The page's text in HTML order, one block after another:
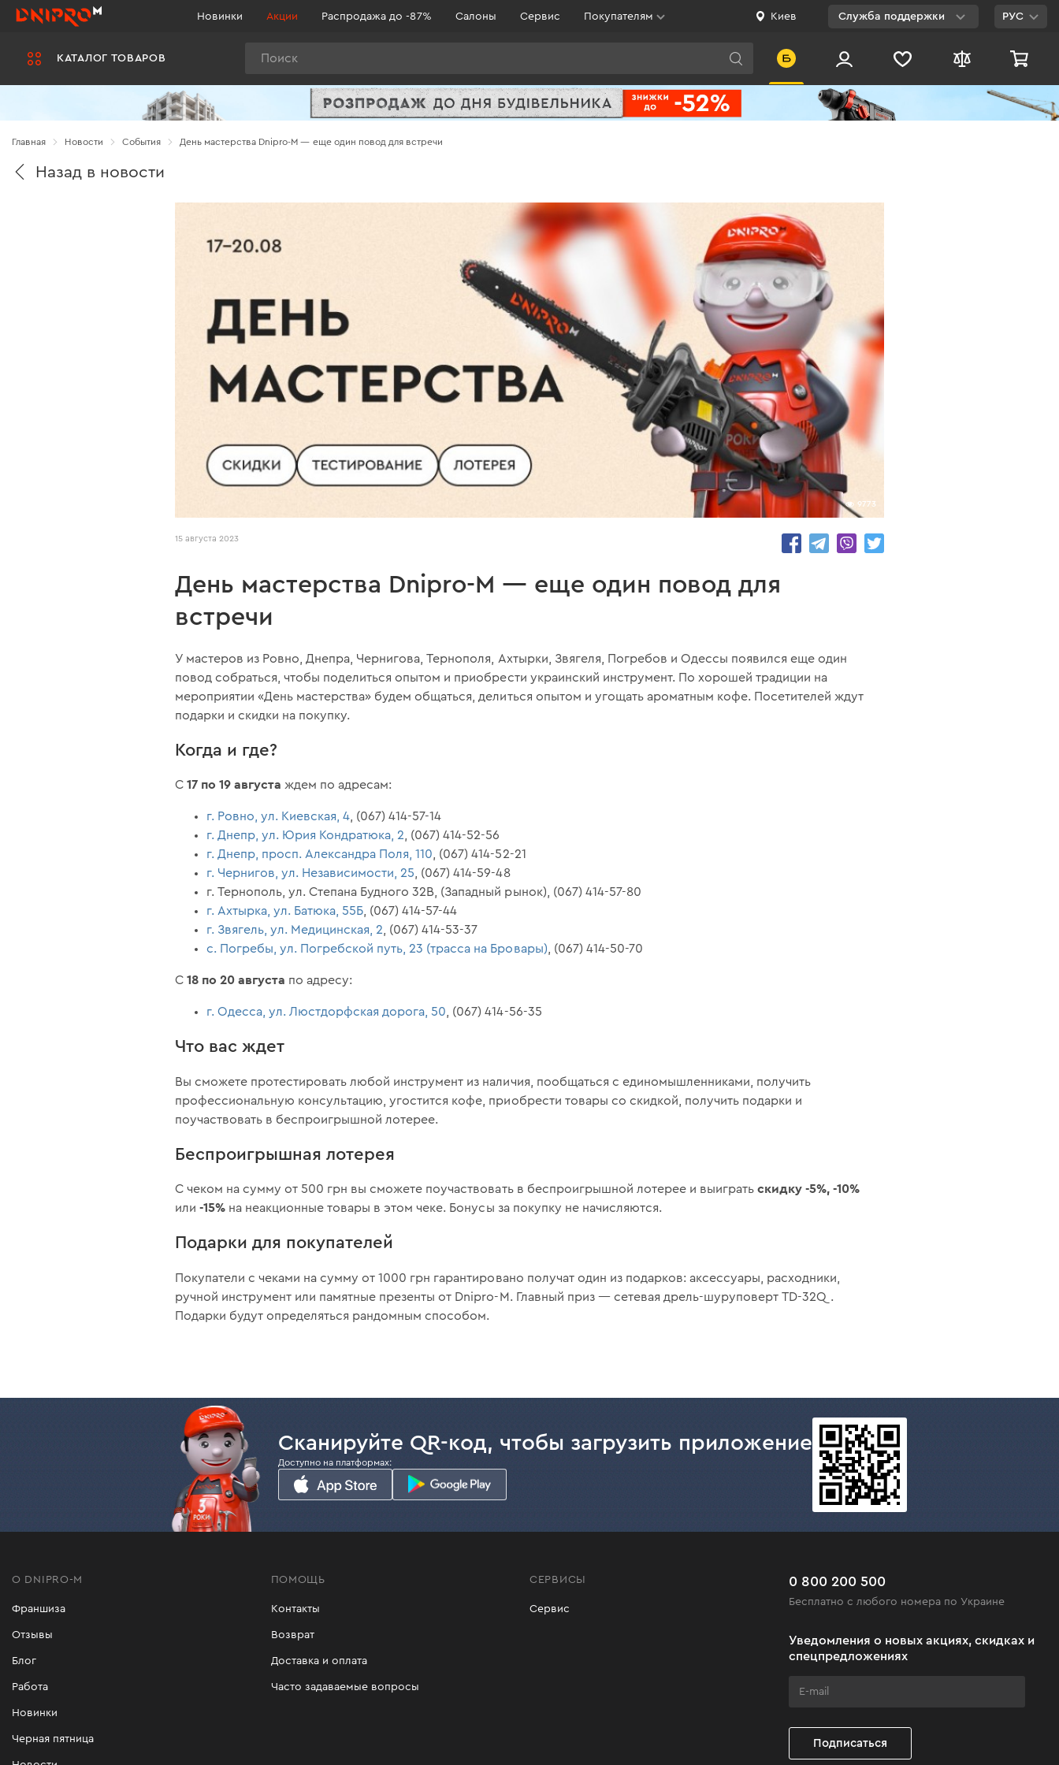
КАТАЛОГ ТОВАРОВ
Новинки Акции Распродажа до -87% Салоны Сервис Покупателям Киев Служба поддержки РУС
Главная Новости Cобытия День мастерства Dnipro-M — еще один повод для встречи
Назад в новости
9773
15 августа 2023
День мастерства Dnipro-M — еще один повод для
встречи
У мастеров из Ровно, Днепра, Чернигова, Тернополя, Ахтырки, Звягеля, Погребов и Одессы появился еще один
повод собраться, чтобы поделиться опытом и приобрести украинский инструмент. По хорошей традиции на
мероприятии «День мастерства» будем общаться, делиться опытом и угощать ароматным кофе. Посетителей ждут
подарки и скидки на покупку.
Когда и где?
С17 по 19 августаждем по адресам:
г. Ровно, ул. Киевская, 4 , (067) 414-57-14
г. Днепр, ул. Юрия Кондратюка, 2 , (067) 414-52-56
г. Днепр, просп. Александра Поля, 110 , (067) 414-52-21
г. Чернигов, ул. Независимости, 25 , (067) 414-59-48
г. Тернополь, ул. Степана Будного 32В, (Западный рынок), (067) 414-57-80
г. Ахтырка, ул. Батюка, 55Б , (067) 414-57-44
г. Звягель, ул. Медицинская, 2 , (067) 414-53-37
с. Погребы, ул. Погребской путь, 23 (трасса на Бровары) , (067) 414-50-70
С18 по 20 августа по адресу:
г. Одесса, ул. Люстдорфская дорога, 50 , (067) 414-56-35
Что вас ждет
Вы сможете протестировать любой инструмент из наличия, пообщаться с единомышленниками, получить
профессиональную консультацию, угостится кофе, приобрести товары со скидкой, получить подарки и
поучаствовать в беспроигрышной лотерее.
Беспроигрышная лотерея
С чеком на сумму от 500 грн вы сможете поучаствовать в беспроигрышной лотерее и выигратьскидку-5%, -10%
или-15% на неакционные товары в этом чеке. Бонусы за покупку не начисляются.
Подарки для покупателей
Покупатели с чеками на сумму от 1000 грн гарантировано получат один из подарков: аксессуары, расходники,
ручной инструмент или памятные презенты от Dnipro-M. Главный приз — сетевая дрель-шуруповерт TD-32Q.
Подарки будут определяться рандомным способом.
Сканируйте QR-код, чтобы загрузить приложение
Доступно на платформах:
О DNIPRO-M
Франшиза
Отзывы
Блог
Работа
Новинки
Черная пятница
ПОМОЩЬ
Контакты
Возврат
Доставка и оплата
Часто задаваемые вопросы
СЕРВИСЫ
Сервис
0 800 200 500
Бесплатно с любого номера по Украине
Уведомления о новых акциях, скидках и
спецпредложениях
Подписаться